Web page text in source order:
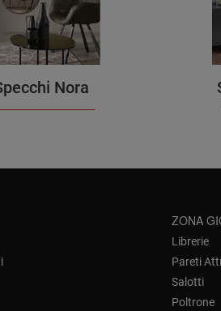
Nora
ZONA
Librerie
Pareti
Salotti
Poltrone